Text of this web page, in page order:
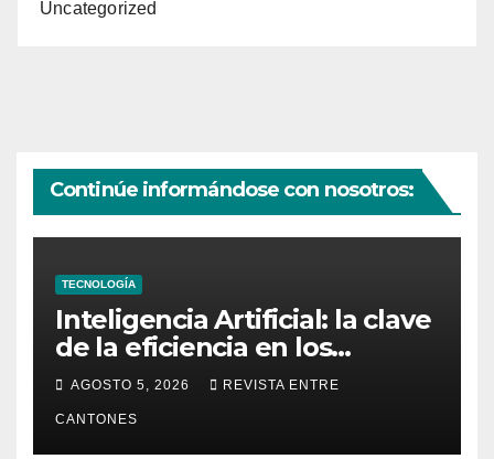
Uncategorized
Continúe informándose con nosotros:
TECNOLOGÍA
Inteligencia Artificial: la clave
de la eficiencia en los
Centros de Operaciones de
Seguridad
AGOSTO 5, 2026 REVISTA ENTRE
CANTONES